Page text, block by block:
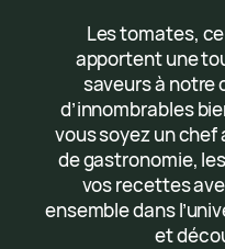
Les tomates,
apportent une
saveurs à notre
d’innombrables
vous soyez un
de gastronomie,
vos recettes
ensemble dans
et